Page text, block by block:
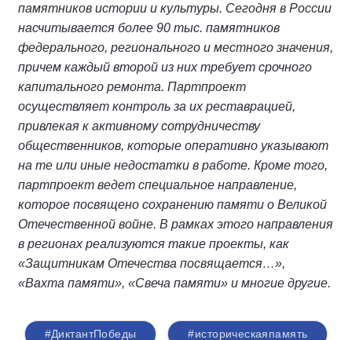
памятников истории и культуры. Сегодня в России
насчитывается более 90 тыс. памятников
федерального, регионального и местного значения,
причем каждый второй из них требует срочного
капитального ремонта. Партпроект
осуществляет контроль за их реставрацией,
привлекая к активному сотрудничеству
общественников, которые оперативно указывают
на те или иные недостатки в работе. Кроме того,
партпроект ведет специальное направление,
которое посвящено сохранению памяти о Великой
Отечественной войне. В рамках этого направления
в регионах реализуются такие проекты, как
«Защитникам Отечества посвящается…»,
«Вахта памяти», «Свеча памяти» и многие другие.
#ДиктантПобеды #историческаяпамять